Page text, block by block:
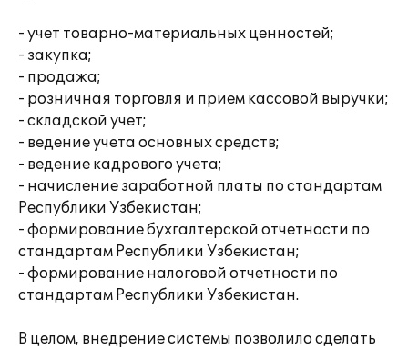
- учет товарно-материальных ценностей;
- закупка;
- продажа;
- розничная торговля и прием кассовой выручки;
- складской учет;
- ведение учета основных средств;
- ведение кадрового учета;
- начисление заработной платы по стандартам
Республики Узбекистан;
- формирование бухгалтерской отчетности по
стандартам Республики Узбекистан;
- формирование налоговой отчетности по
стандартам Республики Узбекистан.
В целом, внедрение системы позволило сделать